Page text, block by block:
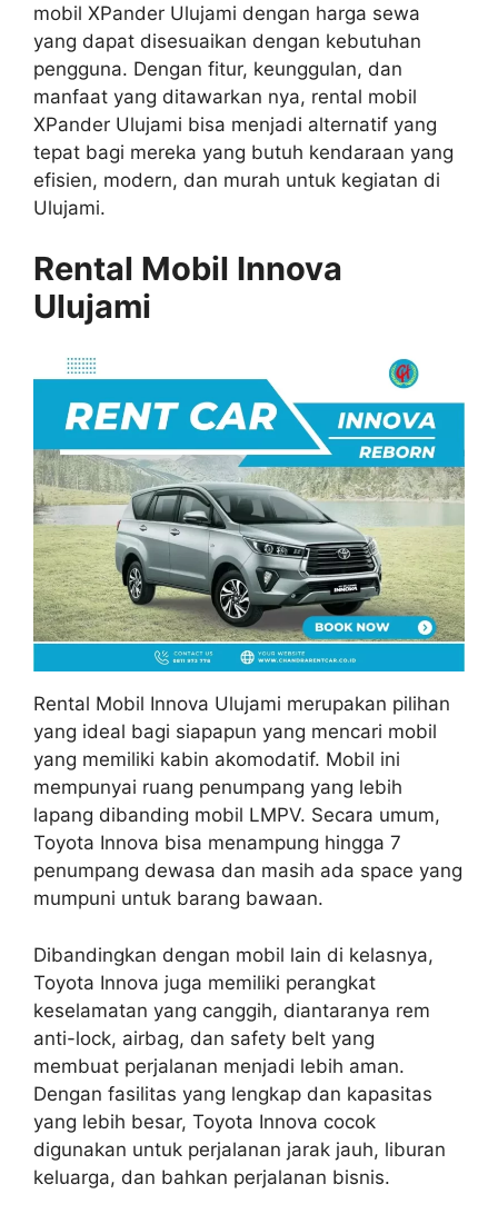
mobil XPander Ulujami dengan harga sewa
yang dapat disesuaikan dengan kebutuhan
pengguna. Dengan fitur, keunggulan, dan
manfaat yang ditawarkan nya, rental mobil
XPander Ulujami bisa menjadi alternatif yang
tepat bagi mereka yang butuh kendaraan yang
efisien, modern, dan murah untuk kegiatan di
Ulujami.
Rental Mobil Innova
Ulujami
Rental Mobil Innova Ulujami merupakan pilihan
yang ideal bagi siapapun yang mencari mobil
yang memiliki kabin akomodatif. Mobil ini
mempunyai ruang penumpang yang lebih
lapang dibanding mobil LMPV. Secara umum,
Toyota Innova bisa menampung hingga 7
penumpang dewasa dan masih ada space yang
mumpuni untuk barang bawaan.
Dibandingkan dengan mobil lain di kelasnya,
Toyota Innova juga memiliki perangkat
keselamatan yang canggih, diantaranya rem
anti-lock, airbag, dan safety belt yang
membuat perjalanan menjadi lebih aman.
Dengan fasilitas yang lengkap dan kapasitas
yang lebih besar, Toyota Innova cocok
digunakan untuk perjalanan jarak jauh, liburan
keluarga, dan bahkan perjalanan bisnis.